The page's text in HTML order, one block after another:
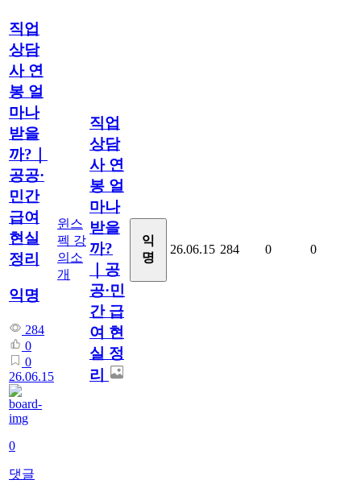
직업
상담
사 연
봉 얼
마나
받을
까?｜
공공·
민간
급여
현실
정리
익명
284
0
0
26.06.15
0
댓글
윈스
펙 강
의소
개
직업
상담
사 연
봉 얼
마나
받을
까?
｜공
공·민
간 급
여 현
실 정
리
익
명
26.06.15 284 0 0